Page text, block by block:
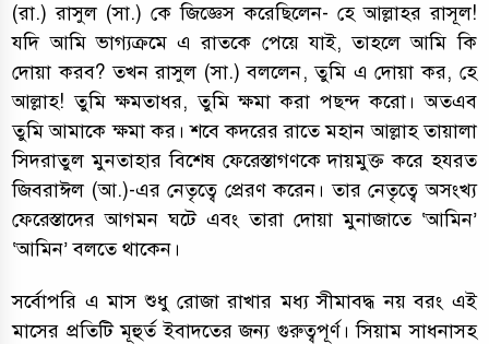
(রা.) রাসুল (সা.) কে জিজ্ঞেস করেছিলেন- হে আল্লাহর রাসূল!
যদি আমি ভাগ্যক্রমে এ রাতকে পেয়ে যাই, তাহলে আমি কি
দোয়া করব? তখন রাসুল (সা.) বললেন, তুমি এ দোয়া কর, হে
আল্লাহ! তুমি ক্ষমতাধর, তুমি ক্ষমা করা পছন্দ করো। অতএব
তুমি আমাকে ক্ষমা কর। শবে কদরের রাতে মহান আল্লাহ তায়ালা
সিদরাতুল মুনতাহার বিশেষ ফেরেস্তাগণকে দায়মুক্ত করে হযরত
জিবরাঈল (আ.)-এর নেতৃত্বে প্রেরণ করেন। তার নেতৃত্বে অসংখ্য
ফেরেস্তাদের আগমন ঘটে এবং তারা দোয়া মুনাজাতে ‘আমিন’
‘আমিন’ বলতে থাকেন।
সর্বোপরি এ মাস শুধু রোজা রাখার মধ্য সীমাবদ্ধ নয় বরং এই
মাসের প্রতিটি মূহুর্ত ইবাদতের জন্য গুরুত্বপূর্ণ। সিয়াম সাধনাসহ